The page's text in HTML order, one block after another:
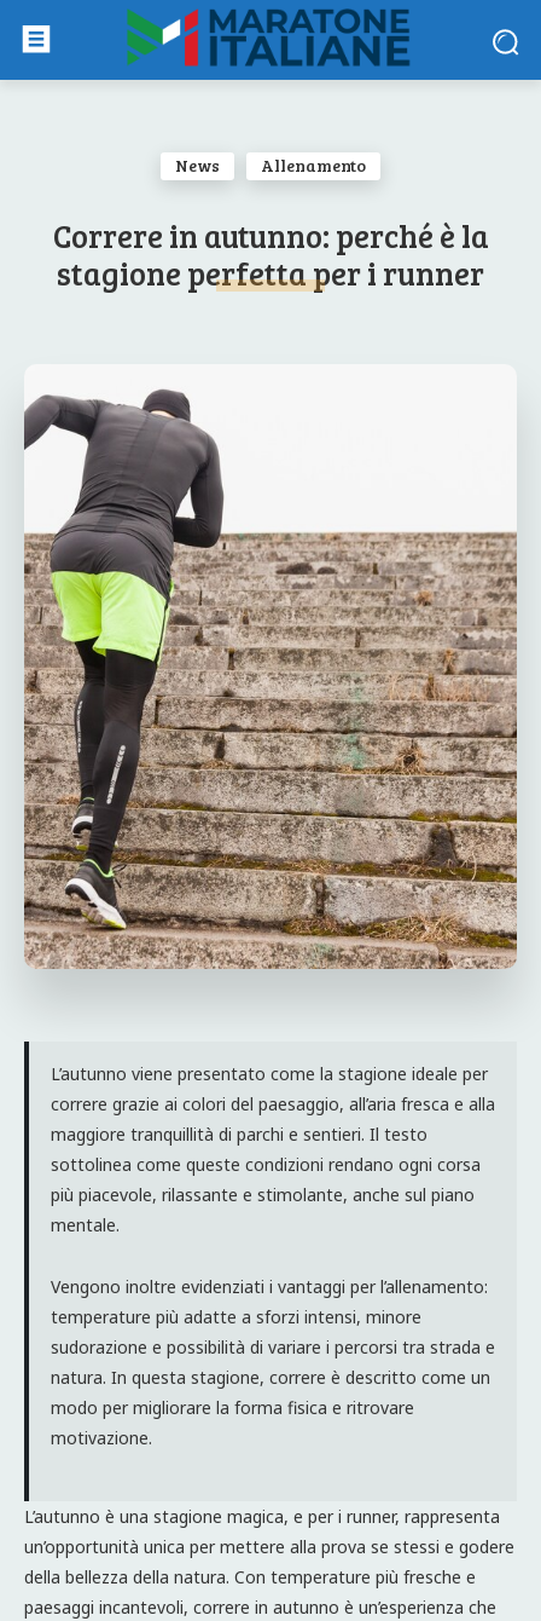
News Allenamento
Correre in autunno: perché è la
stagione perfetta per i runner
L’autunno viene presentato come la stagione ideale per
correre grazie ai colori del paesaggio, all’aria fresca e alla
maggiore tranquillità di parchi e sentieri. Il testo
sottolinea come queste condizioni rendano ogni corsa
più piacevole, rilassante e stimolante, anche sul piano
mentale.
Vengono inoltre evidenziati i vantaggi per l’allenamento:
temperature più adatte a sforzi intensi, minore
sudorazione e possibilità di variare i percorsi tra strada e
natura. In questa stagione, correre è descritto come un
modo per migliorare la forma fisica e ritrovare
motivazione.
L’autunno è una stagione magica, e per i runner, rappresenta
un’opportunità unica per mettere alla prova se stessi e godere
della bellezza della natura. Con temperature più fresche e
paesaggi incantevoli, correre in autunno è un’esperienza che